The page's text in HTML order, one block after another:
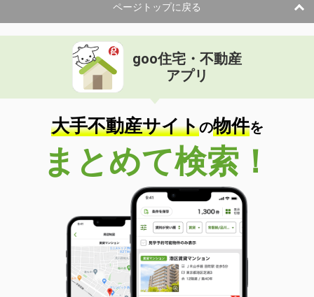
ページトップに戻る
goo住宅・不動産
アプリ
大手不動産サイトの物件を
まとめて検索！